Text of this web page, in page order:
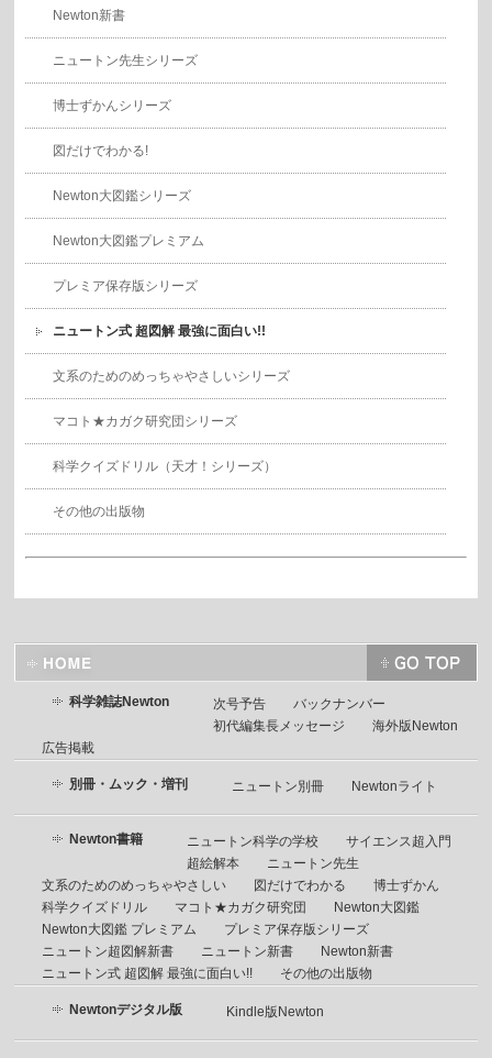
Newton新書
ニュートン先生シリーズ
博士ずかんシリーズ
図だけでわかる!
Newton大図鑑シリーズ
Newton大図鑑プレミアム
プレミア保存版シリーズ
ニュートン式 超図解 最強に面白い!!
文系のためのめっちゃやさしいシリーズ
マコト★カガク研究団シリーズ
科学クイズドリル（天才！シリーズ）
その他の出版物
科学雑誌Newton 次号予告
バックナンバー
初代編集長メッセージ
海外版Newton
広告掲載
別冊・ムック・増刊 ニュートン別冊 Newtonライト
Newton書籍 ニュートン科学の学校
サイエンス超入門
超絵解本
ニュートン先生
文系のためのめっちゃやさしい
図だけでわかる
博士ずかん
科学クイズドリル
マコト★カガク研究団
Newton大図鑑
Newton大図鑑 プレミアム
プレミア保存版シリーズ
ニュートン超図解新書
ニュートン新書
Newton新書
ニュートン式 超図解 最強に面白い!!
その他の出版物
Newtonデジタル版 Kindle版Newton